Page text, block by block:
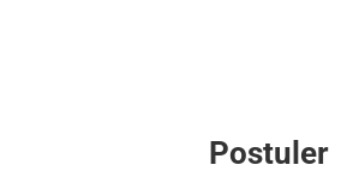
Postuler